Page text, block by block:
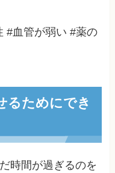
#血管が弱い #薬の
るためにでき
時間が過ぎるのを